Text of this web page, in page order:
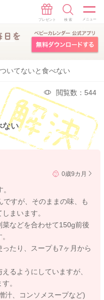
いてないと食べない
閲覧数：544
ない
0歳9カ月
すが、そのままの味、も
まいます。
などを合わせて150g前後
たり、スープも7ヶ月から
るようにしていますが、
。
汁、コンソメスープなど)